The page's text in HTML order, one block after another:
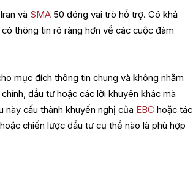
và SMA 50 đóng vai trò hỗ trợ. Có khả
thông tin rõ ràng hơn về các cuộc đàm
mục đích thông tin chung và không nhằm
đầu tư hoặc các lời khuyên khác mà
này cấu thành khuyến nghị của EBC hoặc tác
chiến lược đầu tư cụ thể nào là phù hợp